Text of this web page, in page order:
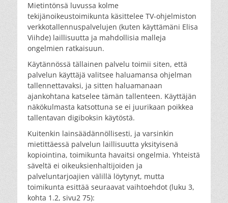
Mietintönsä luvussa kolme
tekijänoikeustoimikunta käsittelee TV-ohjelmiston
verkkotallennuspalvelujen (kuten käyttämäni Elisa
Viihde) laillisuutta ja mahdollisia malleja
ongelmien ratkaisuun.
Käytännössä tällainen palvelu toimii siten, että
palvelun käyttäjä valitsee haluamansa ohjelman
tallennettavaksi, ja sitten haluamanaan
ajankohtana katselee tämän tallenteen. Käyttäjän
näkökulmasta katsottuna se ei juurikaan poikkea
tallentavan digiboksin käytöstä.
Kuitenkin lainsäädännöllisesti, ja varsinkin
mietittäessä palvelun laillisuutta yksityisenä
kopiointina, toimikunta havaitsi ongelmia. Yhteistä
säveltä ei oikeuksienhaltijoiden ja
palveluntarjoajien välillä löytynyt, mutta
toimikunta esittää seuraavat vaihtoehdot (luku 3,
kohta 1.2, sivu2 75):